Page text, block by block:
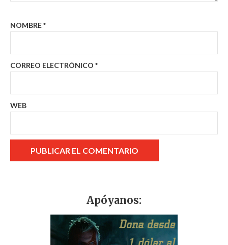
NOMBRE*
CORREO ELECTRÓNICO *
WEB
Apóyanos: